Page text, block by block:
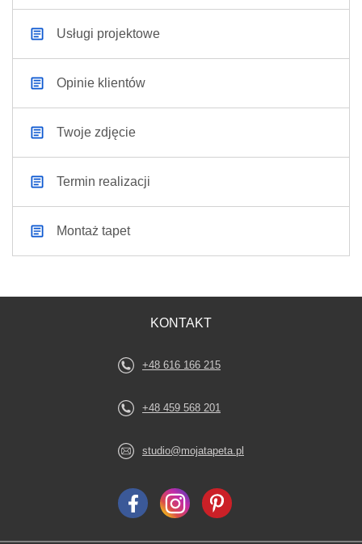
Usługi projektowe
Opinie klientów
Twoje zdjęcie
Termin realizacji
Montaż tapet
KONTAKT
+48 616 166 215
+48 459 568 201
studio@mojatapeta.pl